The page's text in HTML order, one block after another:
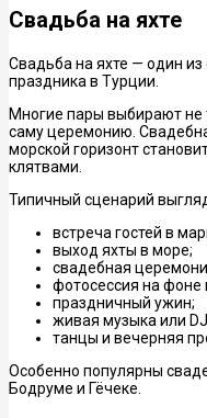
Свадьба на яхте
Свадьба на яхте — один
праздника в Турции.
Многие пары выбирают не
саму церемонию.
морской горизонт
клятвами.
Типичный сценарий
встреча гостей в
выход яхты в море;
свадебная
фотосессия на фоне
праздничный ужин;
живая музыка или
танцы и вечерняя
Особенно популярны
Бодруме и Гёчеке.